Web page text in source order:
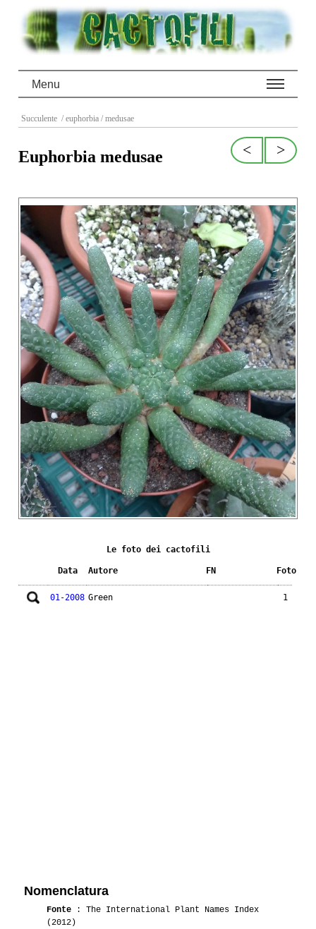
Menu
Succulente / euphorbia / medusae
>
<
Euphorbia medusae
Le foto dei cactofili
Data Autore FN Foto
01-2008 Green 1
Nomenclatura
Fonte : The International Plant Names Index
(2012)